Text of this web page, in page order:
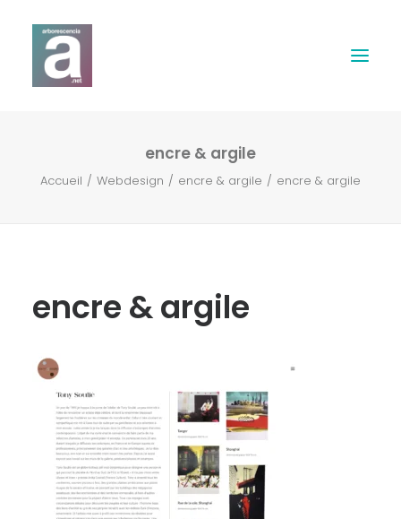
Musique & Son
Recherche
encre & argile
Accueil Webdesign encre & argile encre & argile
encre & argile